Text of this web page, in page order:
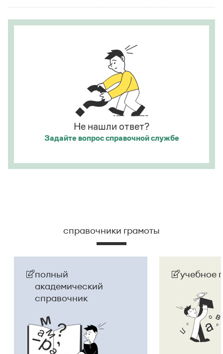
быть использованы в любых текстах. Здесь
на скользкую дорожку, уводящую в бездну
острейших дискуссий), что в русском языке
осталось прилагательноебелорусский
официальное название государства изменилось
Республика Беларусь. Имолдаване
молдаванами , когда государство
официально сталоМолдовой.
Страница ответа
Не нашли ответ?
Задайте вопроссправочной службе
справочники грамоты
полный
академический
справочник
учебное